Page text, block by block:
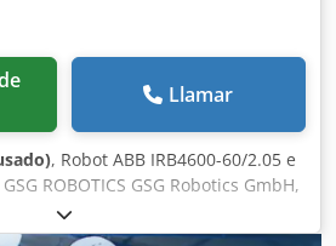
Llamar
, Robot ABB IRB4600-60/2.05 e
GSG ROBOTICS GSG Robotics GmbH,
está ubicada en Marl
con una amplia área de servicio